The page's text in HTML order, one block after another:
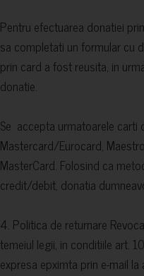
Pentru efectuarea donatiei
sa completati un formular cu
prin card a fost reusita, in
donatie.
Se accepta urmatoarele carti
Mastercard/Eurocard,
MasterCard. Folosind ca
credit/debit, donatia
4. Politica de returnare
temeiul legii, in conditiile art.
expresa epximta prin e-mail la